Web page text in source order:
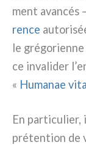
ment avan­cés
ren­ce
le
ce inva­li­der
« Humanae
En par­ti­cu­lier,
pré­ten­tion de